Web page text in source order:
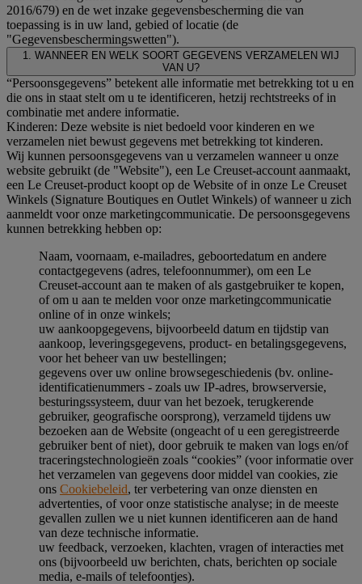
2016/679) en de wet inzake gegevensbescherming die van
toepassing is in uw land, gebied of locatie (de
"Gegevensbeschermingswetten").
1. WANNEER EN WELK SOORT GEGEVENS VERZAMELEN WIJ
VAN U?
“Persoonsgegevens” betekent alle informatie met betrekking tot u en
die ons in staat stelt om u te identificeren, hetzij rechtstreeks of in
combinatie met andere informatie.
Kinderen: Deze website is niet bedoeld voor kinderen en we
verzamelen niet bewust gegevens met betrekking tot kinderen.
Wij kunnen persoonsgegevens van u verzamelen wanneer u onze
website gebruikt (de "Website"), een Le Creuset-account aanmaakt,
een Le Creuset-product koopt op de Website of in onze Le Creuset
Winkels (Signature Boutiques en Outlet Winkels) of wanneer u zich
aanmeldt voor onze marketingcommunicatie. De persoonsgegevens
kunnen betrekking hebben op:
Naam, voornaam, e-mailadres, geboortedatum en andere
contactgegevens (adres, telefoonnummer), om een Le
Creuset-account aan te maken of als gastgebruiker te kopen,
of om u aan te melden voor onze marketingcommunicatie
online of in onze winkels;
uw aankoopgegevens, bijvoorbeeld datum en tijdstip van
aankoop, leveringsgegevens, product- en betalingsgegevens,
voor het beheer van uw bestellingen;
gegevens over uw online browsegeschiedenis (bv. online-
identificatienummers - zoals uw IP-adres, browserversie,
besturingssysteem, duur van het bezoek, terugkerende
gebruiker, geografische oorsprong), verzameld tijdens uw
bezoeken aan de Website (ongeacht of u een geregistreerde
gebruiker bent of niet), door gebruik te maken van logs en/of
traceringstechnologieën zoals “cookies” (voor informatie over
het verzamelen van gegevens door middel van cookies, zie
ons Cookiebeleid, ter verbetering van onze diensten en
advertenties, of voor onze statistische analyse; in de meeste
gevallen zullen we u niet kunnen identificeren aan de hand
van deze technische informatie.
uw feedback, verzoeken, klachten, vragen of interacties met
ons (bijvoorbeeld uw berichten, chats, berichten op sociale
media, e-mails of telefoontjes).